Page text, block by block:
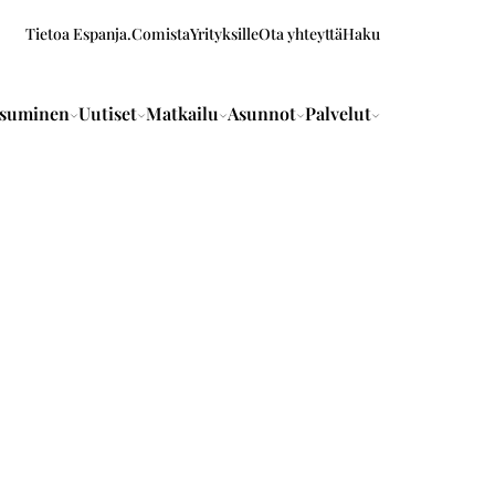
Tietoa Espanja.ComistaYrityksilleOta yhteyttäHaku
Uutiset Matkailu Asunnot Palvelut